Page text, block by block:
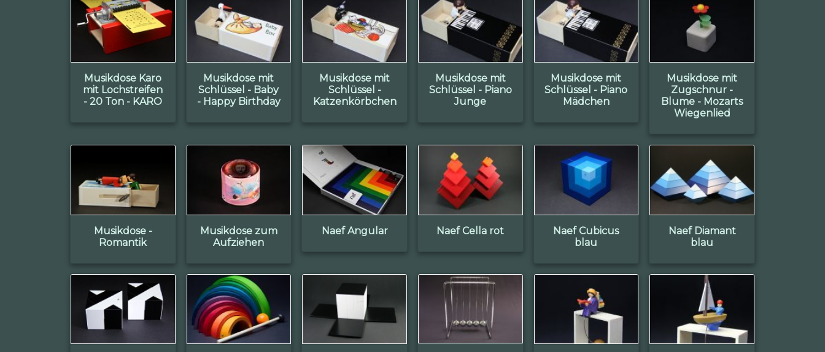
Musikdose Karo
mit Lochstreifen
- 20 Ton - KARO
Musikdose mit
Schlüssel - Baby
- Happy Birthday
Musikdose mit
Schlüssel -
Katzenkörbchen
Musikdose mit
Schlüssel - Piano
Junge
Musikdose mit
Schlüssel - Piano
Mädchen
Musikdose mit
Zugschnur -
Blume - Mozarts
Wiegenlied
Musikdose -
Romantik
Musikdose zum
Aufziehen
Naef Angular Naef Cella rot
Naef Cubicus
blau
Naef Diamant
blau